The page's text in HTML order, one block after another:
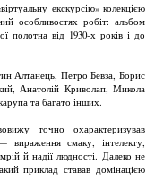
екскурсію» колекцією
особливостях робіт: альбом
полотна від 1930-х років і до
Алтанець, Петро Бевза, Борис
Анатолій Криволап, Микола
та багато інших.
точно охарактеризував
вираження смаку, інтелекту,
й надії людності. Далеко не
приклад ставав домінацією